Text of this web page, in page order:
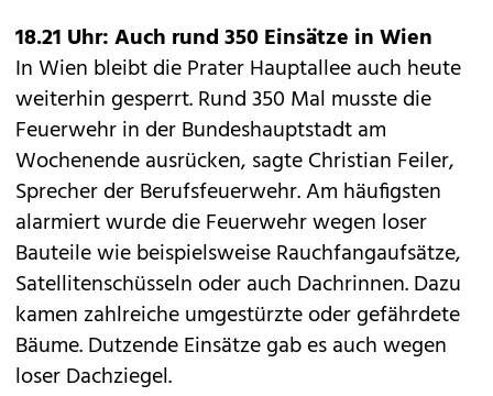
18.21 Uhr: Auch rund 350 Einsätze in Wien
In Wien bleibt die Prater Hauptallee auch heute
weiterhin gesperrt. Rund 350 Mal musste die
Feuerwehr in der Bundeshauptstadt am
Wochenende ausrücken, sagte Christian Feiler,
Sprecher der Berufsfeuerwehr. Am häufigsten
alarmiert wurde die Feuerwehr wegen loser
Bauteile wie beispielsweise Rauchfangaufsätze,
Satellitenschüsseln oder auch Dachrinnen. Dazu
kamen zahlreiche umgestürzte oder gefährdete
Bäume. Dutzende Einsätze gab es auch wegen
loser Dachziegel.